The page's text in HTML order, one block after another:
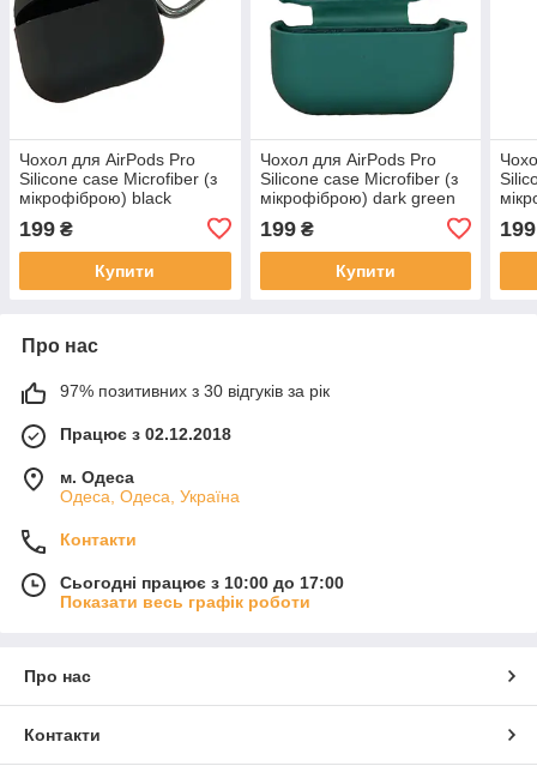
Чохол для AirPods Pro
Silicone case Microfiber (з
мікрофіброю) black
199 ₴
Купити
Чохол для AirPods Pro
Silicone case Microfiber (з
мікрофіброю) dark green
199₴
Купити
199
Про нас
97% позитивних з 30 відгуків за рік
Працює з 02.12.2018
м. Одеса
Одеса, Одеса, Україна
Контакти
Сьогодні працює з 10:00 до 17:00
Показати весь графік роботи
Про нас
Контакти